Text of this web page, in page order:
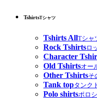
TshirtsTシャツ
Tshirts AllTシャ
Rock Tshirtsロ
Character
Old Tshirtsオー
Other Tshirtsそ
Tank topタンク
Polo shirtsポロ